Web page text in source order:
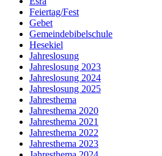
Feiertag/Fest
Gebet
Gemeindebibelschule
Hesekiel
Jahreslosung
Jahreslosung 2023
Jahreslosung 2024
Jahreslosung 2025
Jahresthema
Jahresthema 2020
Jahresthema 2021
Jahresthema 2022
Jahresthema 2023